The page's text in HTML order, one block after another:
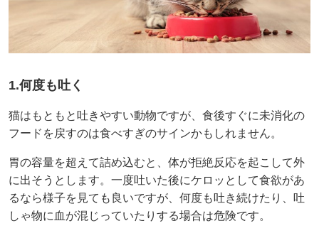
1.何度も吐く
猫はもともと吐きやすい動物ですが、食後すぐに未消化の
フードを戻すのは食べすぎのサインかもしれません。
胃の容量を超えて詰め込むと、体が拒絶反応を起こして外
に出そうとします。一度吐いた後にケロッとして食欲があ
るなら様子を見ても良いですが、何度も吐き続けたり、吐
しゃ物に血が混じっていたりする場合は危険です。